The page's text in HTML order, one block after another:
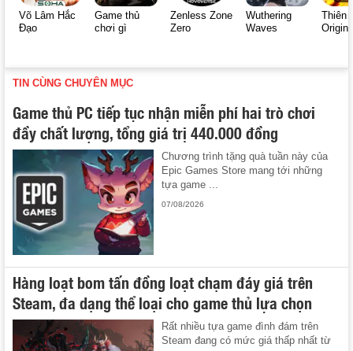
Võ Lâm Hắc
Đạo
Game thủ
chơi gì
Zenless Zone
Zero
Wuthering
Waves
Thiên
Origin
TIN CÙNG CHUYÊN MỤC
Game thủ PC tiếp tục nhận miễn phí hai trò chơi
đầy chất lượng, tổng giá trị 440.000 đồng
Chương trình tặng quà tuần này của
Epic Games Store mang tới những
tựa game ...
07/08/2026
Hàng loạt bom tấn đồng loạt chạm đáy giá trên
Steam, đa dạng thể loại cho game thủ lựa chọn
Rất nhiều tựa game đình đám trên
Steam đang có mức giá thấp nhất từ